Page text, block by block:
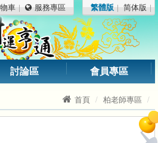
車 服務專區 繁體版 简体版
討論區 會員專區
首頁 柏老師專區